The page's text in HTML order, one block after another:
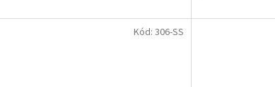
Kód: 306-SS